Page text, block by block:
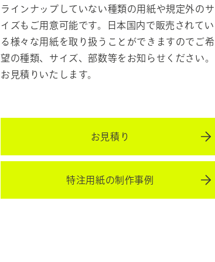
ラインナップしていない種類の用紙や規定外のサ
イズもご用意可能です。日本国内で販売されてい
る様々な用紙を取り扱うことができますのでご希
望の種類、サイズ、部数等をお知らせください。
お見積りいたします。
お見積り
特注用紙の制作事例